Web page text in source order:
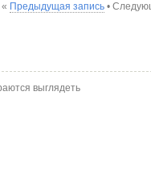
« Предыдущая запись•
выглядеть